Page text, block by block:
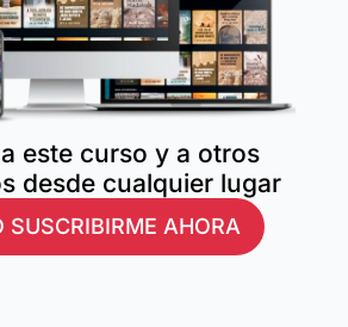
este curso y a otros
desde cualquier lugar
SUSCRIBIRME AHORA